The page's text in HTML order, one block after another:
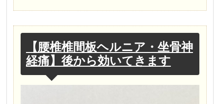
【腰椎椎間板ヘルニア・坐骨神
経痛】後から効いてきます